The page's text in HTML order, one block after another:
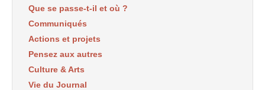
Que se passe-t-il et où ?
Communiqués
Actions et projets
Pensez aux autres
Culture & Arts
Vie du Journal